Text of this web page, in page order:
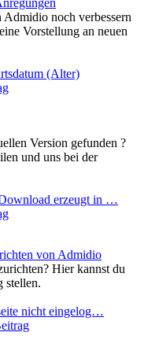
noch verbessern
Vorstellung an neuen
(Alter)
Version gefunden ?
und uns bei der
erzeugt in …
von Admidio
Hier kannst du
stellen.
nicht eingelog…